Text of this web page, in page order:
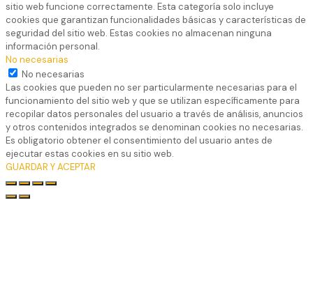
sitio web funcione correctamente. Esta categoría solo incluye
cookies que garantizan funcionalidades básicas y características de
seguridad del sitio web. Estas cookies no almacenan ninguna
información personal.
No necesarias
No necesarias
Las cookies que pueden no ser particularmente necesarias para el
funcionamiento del sitio web y que se utilizan específicamente para
recopilar datos personales del usuario a través de análisis, anuncios
y otros contenidos integrados se denominan cookies no necesarias.
Es obligatorio obtener el consentimiento del usuario antes de
ejecutar estas cookies en su sitio web.
GUARDAR Y ACEPTAR